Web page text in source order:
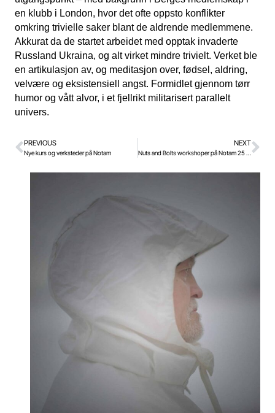
en klubb i London, hvor det ofte oppsto konflikter
omkring trivielle saker blant de aldrende medlemmene.
Akkurat da de startet arbeidet med opptak invaderte
Russland Ukraina, og alt virket mindre trivielt. Verket ble
en artikulasjon av, og meditasjon over, fødsel, aldring,
velvære og eksistensiell angst. Formidlet gjennom tørr
humor og vått alvor, i et fjellrikt militarisert parallelt
univers.
PREVIOUS
Nye kurs og verksteder på Notam
NEXT
Nuts and Bolts workshoper på Notam 25 & 26 januar